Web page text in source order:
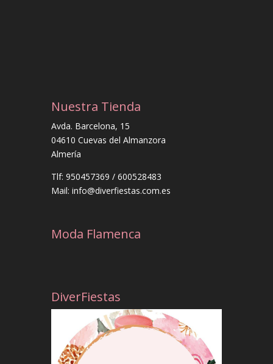
Nuestra Tienda
Avda. Barcelona, 15
04610 Cuevas del Almanzora
Almería
Tlf: 950457369 / 600528483
Mail: info@diverfiestas.com.es
Moda Flamenca
DiverFiestas